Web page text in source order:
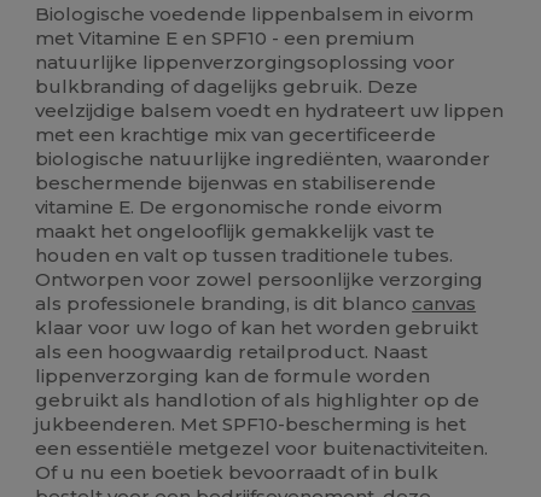
Biologische voedende lippenbalsem in eivorm
met Vitamine E en SPF10 - een premium
natuurlijke lippenverzorgingsoplossing voor
bulkbranding of dagelijks gebruik. Deze
veelzijdige balsem voedt en hydrateert uw lippen
met een krachtige mix van gecertificeerde
biologische natuurlijke ingrediënten, waaronder
beschermende bijenwas en stabiliserende
vitamine E. De ergonomische ronde eivorm
maakt het ongelooflijk gemakkelijk vast te
houden en valt op tussen traditionele tubes.
Ontworpen voor zowel persoonlijke verzorging
als professionele branding, is dit blanco canvas
klaar voor uw logo of kan het worden gebruikt
als een hoogwaardig retailproduct. Naast
lippenverzorging kan de formule worden
gebruikt als handlotion of als highlighter op de
jukbeenderen. Met SPF10-bescherming is het
een essentiële metgezel voor buitenactiviteiten.
Of u nu een boetiek bevoorraadt of in bulk